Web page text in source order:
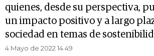
quienes, desde su perspectiva,
un impacto positivo y a largo
sociedad en temas de
4 Mayo de 2022 14.49